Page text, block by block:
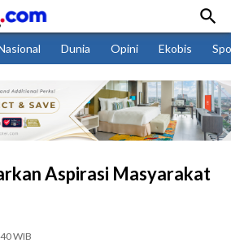

Dunia Opini Ekobis
Aspirasi Masyarakat
WIB